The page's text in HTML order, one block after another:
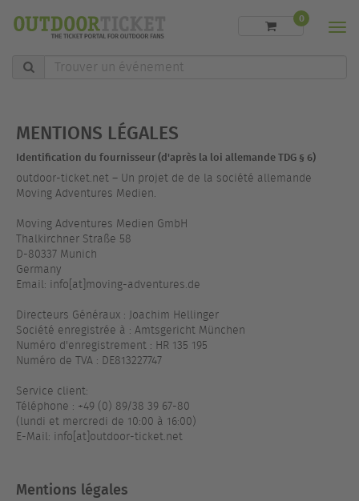
Trouver
0
MENTIONS LÉGALES
Identification du fournisseur (d'après la loi allemande TDG § 6)
outdoor-ticket.net – Un projet de de la société allemande
Moving Adventures Medien.
Moving Adventures Medien GmbH
Thalkirchner Straße 58
D-80337 Munich
Germany
Email: info[at]moving-adventures.de
Directeurs Généraux : Joachim Hellinger
Société enregistrée à : Amtsgericht München
Numéro d'enregistrement : HR 135 195
Numéro de TVA : DE813227747
Service client:
Téléphone : +49 (0) 89/38 39 67-80
(lundi et mercredi de 10:00 à 16:00)
E-Mail: info[at]outdoor-ticket.net
Mentions légales